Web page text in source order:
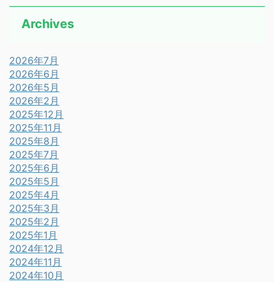
Archives
2026年7月
2026年6月
2026年5月
2026年2月
2025年12月
2025年11月
2025年8月
2025年7月
2025年6月
2025年5月
2025年4月
2025年3月
2025年2月
2025年1月
2024年12月
2024年11月
2024年10月